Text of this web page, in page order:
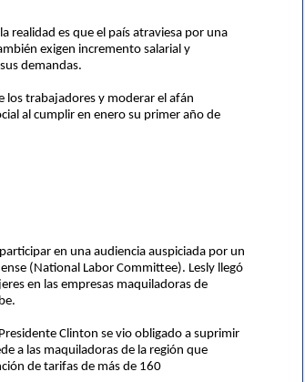
realidad es que el país atraviesa por una
exigen incremento salarial y
demandas.
los trabajadores y moderar el afán
al cumplir en enero su primer año de
en una audiencia auspiciada por un
(National Labor Committee). Lesly llegó
en las empresas maquiladoras de
Clinton se vio obligado a suprimir
a las maquiladoras de la región que
de tarifas de más de 160